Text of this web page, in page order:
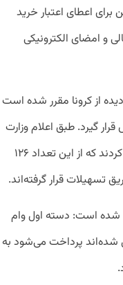
برای اعطای اعتبار خرید
و امضای الکترونیکی
از کرونا مقرر شده است
گیرد. طبق اعلام وزارت
کار بیش از ۲۲۸ هزار نفر از افراد و بنگاه‌ها در سامانه کارا ثبت نام کردند که از این تعداد ۱۲۶
است: دسته اول وام
شده‌اند پرداخت می‌شود به